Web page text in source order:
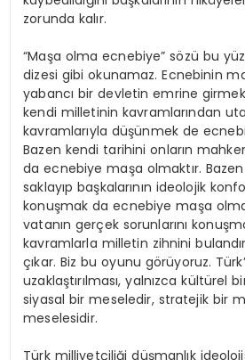
zorunda kalır.
“Maşa olma ecnebiye” sözü bu
dizesi gibi okunamaz. Ecnebinin
yabancı bir devletin emrine
kendi milletinin kavramlarından
kavramlarıyla düşünmek de
Bazen kendi tarihini onların
da ecnebiye maşa olmaktır. Bazen
saklayıp başkalarının ideolojik
konuşmak da ecnebiye maşa
vatanın gerçek sorunlarını
kavramlarla milletin zihnini
çıkar. Biz bu oyunu görüyoruz.
uzaklaştırılması, yalnızca kültürel
siyasal bir meseledir, stratejik bir
meselesidir.
Türk milliyetçiliği düşmanlık